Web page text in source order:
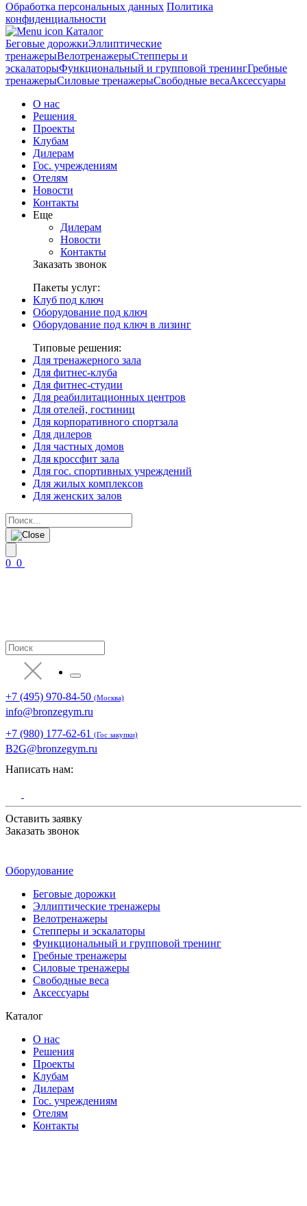
Обработка персональных данных Политика
конфиденциальности
Каталог
Беговые дорожкиЭллиптические
тренажерыВелотренажерыСтепперы и
эскалаторыФункциональный и групповой тренингГребные
тренажерыСиловые тренажерыСвободные весаАксессуары
О нас
Решения
Проекты
Клубам
Дилерам
Гос. учреждениям
Отелям
Новости
Контакты
Еще
Дилерам
Новости
Контакты
Заказать звонок
Пакеты услуг:
Клуб под ключ
Оборудование под ключ
Оборудование под ключ в лизинг
Типовые решения:
Для тренажерного зала
Для фитнес-клуба
Для фитнес-студии
Для реабилитационных центров
Для отелей, гостиниц
Для корпоративного спортзала
Для дилеров
Для частных домов
Для кроссфит зала
Для гос. спортивных учреждений
Для жилых комплексов
Для женских залов
0 0
+7 (495) 970-84-50 (Москва)
info@bronzegym.ru
+7 (980) 177-62-61 (Гос закупки)
B2G@bronzegym.ru
Написать нам:
Оставить заявку
Заказать звонок
Оборудование
Беговые дорожки
Эллиптические тренажеры
Велотренажеры
Степперы и эскалаторы
Функциональный и групповой тренинг
Гребные тренажеры
Силовые тренажеры
Свободные веса
Аксессуары
Каталог
О нас
Решения
Проекты
Клубам
Дилерам
Гос. учреждениям
Отелям
Контакты